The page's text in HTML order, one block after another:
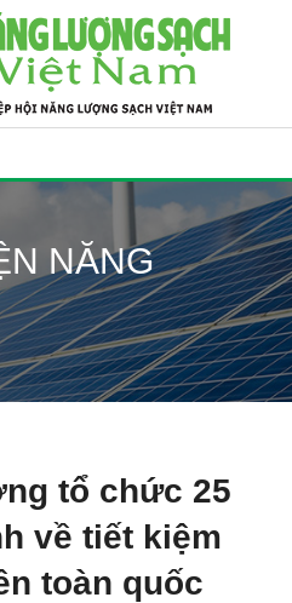
NĂNG
tổ chức 25
về tiết kiệm
toàn quốc